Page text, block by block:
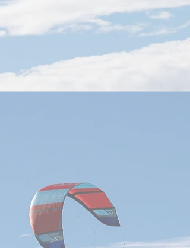
経済部が防護策を構築、中小
企業のヘッジ支援へ経済部は
「為替変動に対応する産業支
援タスクフォース」を立ち上
げ、初期段階として3か月間